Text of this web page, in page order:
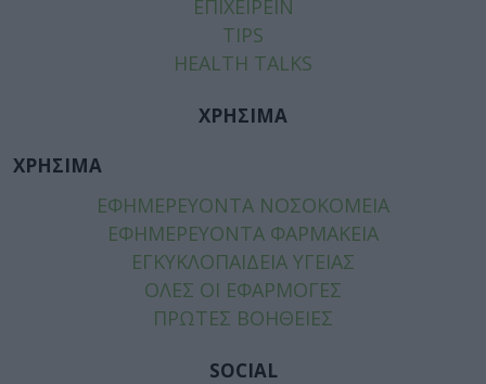
ΕΠΙΧΕΙΡΕΙΝ
TIPS
HEALTH TALKS
ΧΡΗΣΙΜΑ
ΧΡΗΣΙΜΑ
ΕΦΗΜΕΡΕΥΟΝΤΑ ΝΟΣΟΚΟΜΕΙΑ
ΕΦΗΜΕΡΕΥΟΝΤΑ ΦΑΡΜΑΚΕΙΑ
ΕΓΚΥΚΛΟΠΑΙΔΕΙΑ ΥΓΕΙΑΣ
ΟΛΕΣ ΟΙ ΕΦΑΡΜΟΓΕΣ
ΠΡΩΤΕΣ ΒΟΗΘΕΙΕΣ
SOCIAL